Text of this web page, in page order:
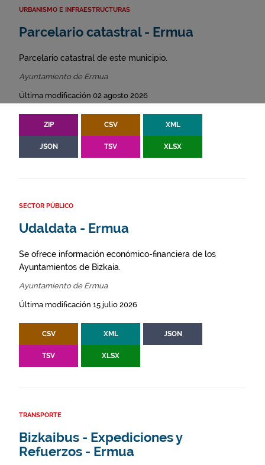
URBANISMO E INFRAESTRUCTURAS
Parcelario catastral - Ermua
Parcelario catastral de este municipio.
Ayuntamiento de Ermua
Última modificación 02 agosto 2026
ZIP CSV XML
JSON TSV XLSX
SECTOR PÚBLICO
Udaldata - Ermua
Se ofrece información económico-financiera de los
Ayuntamientos de Bizkaia.
Ayuntamiento de Ermua
Última modificación 15 julio 2026
CSV XML JSON
TSV XLSX
TRANSPORTE
Bizkaibus - Expediciones y
Refuerzos - Ermua